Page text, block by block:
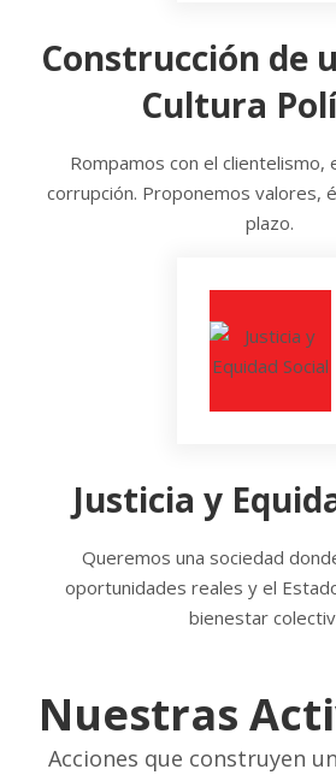
Construcción de
Cultura
Rompamos con el clientelismo,
corrupción. Proponemos valores,
plazo.
Justicia y
Queremos una sociedad
oportunidades reales y el
bienestar
Nuestras
Acciones que construyen